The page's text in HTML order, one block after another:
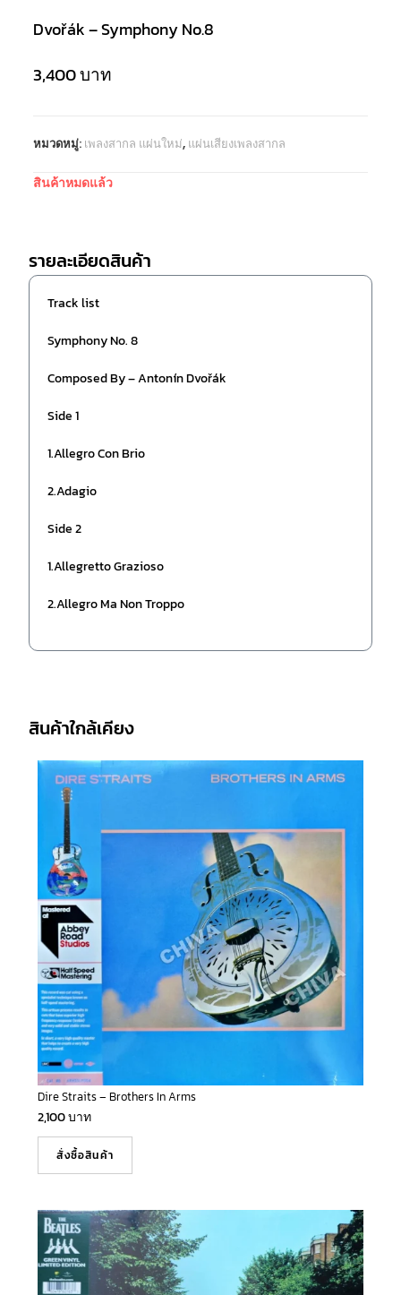
Dvořák – Symphony No.8
3,400บาท
หมวดหมู่: เพลงสากล แผ่นใหม่, แผ่นเสียงเพลงสากล
สินค้าหมดแล้ว
รายละเอียดสินค้า
Track list
Symphony No. 8
Composed By – Antonín Dvořák
Side 1
1.Allegro Con Brio
2.Adagio
Side 2
1.Allegretto Grazioso
2.Allegro Ma Non Troppo
สินค้าใกล้เคียง
Dire Straits – Brothers In Arms
2,100บาท
สั่งซื้อสินค้า